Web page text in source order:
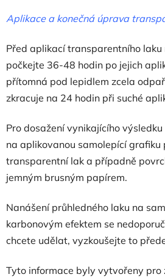
Aplikace a konečná úprava
Před aplikací transparentního
počkejte 36-48 hodin po jejich
přítomná pod lepidlem zcela
zkracuje na 24 hodin při suché
Pro dosažení vynikajícího
na aplikovanou samolepící grafiku
transparentní lak a případně
jemným brusným papírem.
Nanášení průhledného laku na
karbonovým efektem se
chcete udělat, vyzkoušejte to
Tyto informace byly vytvořeny pro